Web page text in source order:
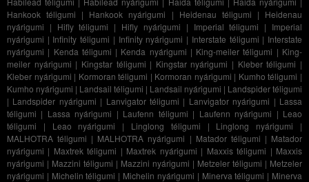
Hankook téligumi | Hankook nyárigumi | Heidenau téligumi | Heidenau
nyárigumi | Hifly téligumi | Hifly nyárigumi | Imperial téligumi | Imperial
nyárigumi | Infinity téligumi | Infinity nyárigumi | Interstate téligumi | Interstate
nyárigumi | Kenda téligumi | Kenda nyárigumi | King-meiler téligumi | King-
meiler nyárigumi | Kingstar téligumi | Kingstar nyárigumi | Kleber téligumi |
Kleber nyárigumi | Kormoran téligumi | Kormoran nyárigumi | Kumho téligumi |
Kumho nyárigumi | Landsail téligumi | Landsail nyárigumi | Landspider téligumi
| Landspider nyárigumi | Lanvigator téligumi | Lanvigator nyárigumi | Lassa
téligumi | Lassa nyárigumi | Laufenn téligumi | Laufenn nyárigumi | Leao
téligumi | Leao nyárigumi | Linglong téligumi | Linglong nyárigumi |
MALHOTRA téligumi | MALHOTRA nyárigumi | Matador téligumi | Matador
nyárigumi | Maxtrek téligumi | Maxtrek nyárigumi | Maxxis téligumi | Maxxis
nyárigumi | Mazzini téligumi | Mazzini nyárigumi | Metzeler téligumi | Metzeler
nyárigumi | Michelin téligumi | Michelin nyárigumi | Minerva téligumi | Minerva